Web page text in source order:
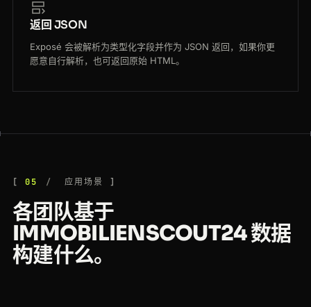
返回 JSON
Exposé 会被解析为类型化字段并作为 JSON 返回，如果你更
愿意自行解析，也可返回原始 HTML。
05 应用场景
各团队基于
IMMOBILIENSCOUT24 数据
构建什么。